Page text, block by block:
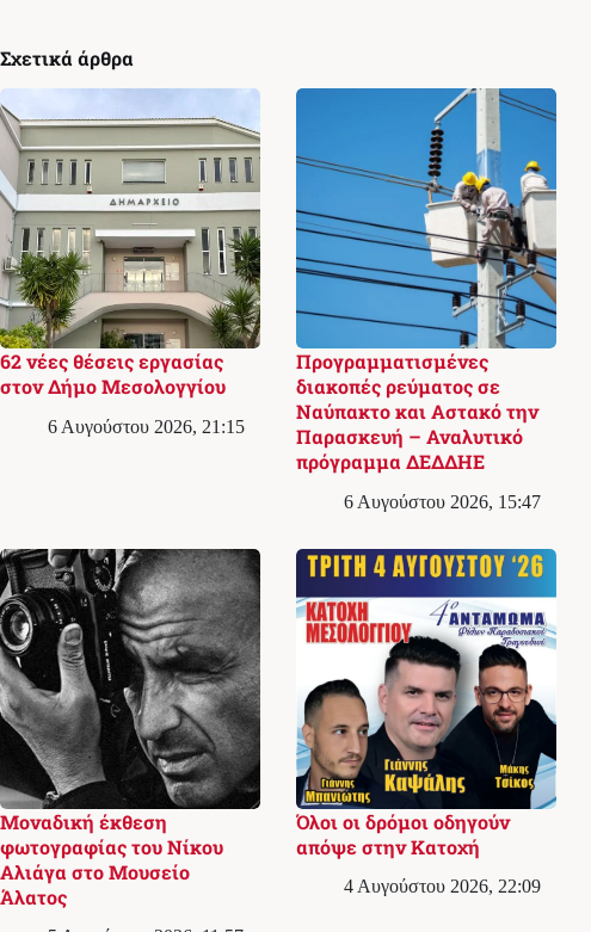
Σχετικά άρθρα
62 νέες θέσεις εργασίας
στον Δήμο Μεσολογγίου
6 Αυγούστου 2026, 21:15
Προγραμματισμένες
διακοπές ρεύματος σε
Ναύπακτο και Αστακό την
Παρασκευή – Αναλυτικό
πρόγραμμα ΔΕΔΔΗΕ
6 Αυγούστου 2026, 15:47
Μοναδική έκθεση
φωτογραφίας του Νίκου
Αλιάγα στο Μουσείο
Άλατος
Όλοι οι δρόμοι οδηγούν
απόψε στην Κατοχή
4 Αυγούστου 2026, 22:09